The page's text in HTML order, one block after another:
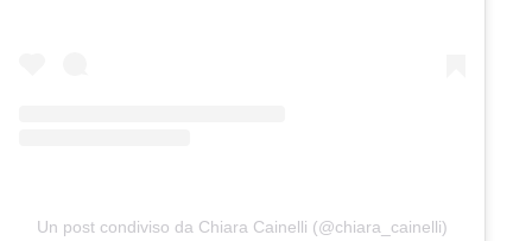
Un post condiviso da Chiara Cainelli (@chiara_cainelli)